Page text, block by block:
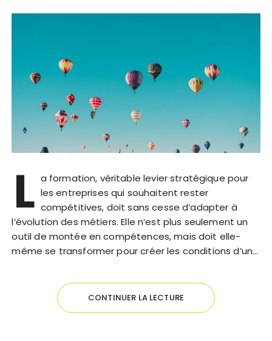
L a formation, véritable levier stratégique pour
les entreprises qui souhaitent rester
compétitives, doit sans cesse d’adapter à
l’évolution des métiers. Elle n’est plus seulement un
outil de montée en compétences, mais doit elle-
même se transformer pour créer les conditions d’un…
CONTINUER LA LECTURE